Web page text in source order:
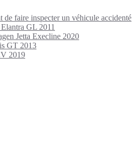
de faire inspecter un véhicule accidenté
GL 2011
Jetta Execline 2020
GT 2013
2019